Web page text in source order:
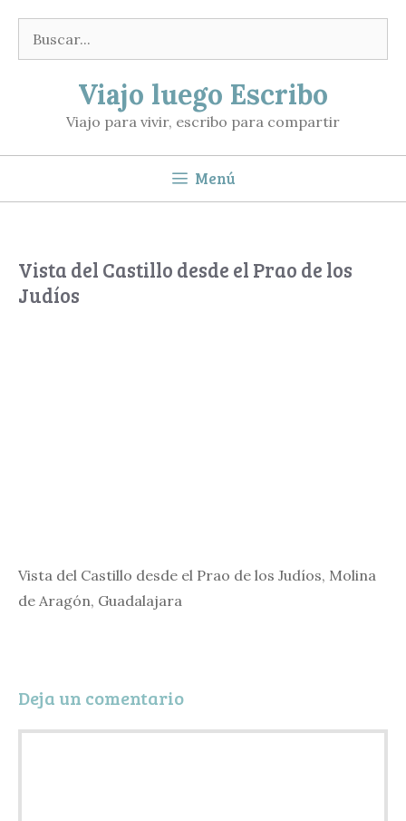
contenido
Buscar:
Viajo luego Escribo
Viajo para vivir, escribo para compartir
Menú
Vista del Castillo desde el Prao de los
Judíos
Vista del Castillo desde el Prao de los Judíos, Molina
de Aragón, Guadalajara
Deja un comentario